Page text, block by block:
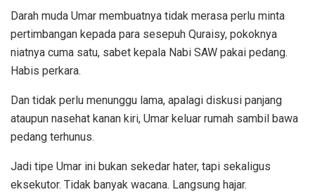
Darah muda Umar membuatnya tidak merasa perlu minta
pertimbangan kepada para sesepuh Quraisy, pokoknya
niatnya cuma satu, sabet kepala Nabi SAW pakai pedang.
Habis perkara.
Dan tidak perlu menunggu lama, apalagi diskusi panjang
ataupun nasehat kanan kiri, Umar keluar rumah sambil bawa
pedang terhunus.
Jadi tipe Umar ini bukan sekedar hater, tapi sekaligus
eksekutor. Tidak banyak wacana. Langsung hajar.